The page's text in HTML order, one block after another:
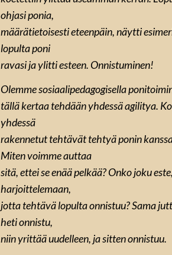
ohjasi ponia,
määrätietoisesti eteenpäin, näytti
lopulta poni
ravasi ja ylitti esteen. Onnistuminen!
Olemme sosiaalipedagogisella
tällä kertaa tehdään yhdessä agilitya.
yhdessä
rakennetut tehtävät tehtyä ponin
Miten voimme auttaa
sitä, ettei se enää pelkää? Onko joku
harjoittelemaan,
jotta tehtävä lopulta onnistuu? Sama
heti onnistu,
niin yrittää uudelleen, ja sitten onnistuu.